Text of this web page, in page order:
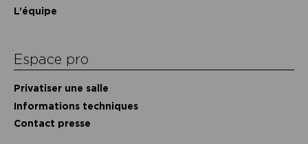
L’équipe
Espace pro
Privatiser une salle
Informations techniques
Contact presse